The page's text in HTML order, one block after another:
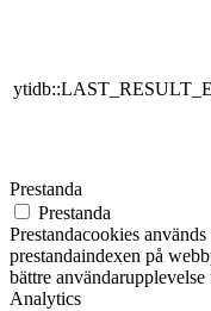
Prestanda
Prestanda
Prestandacookies
prestandaindexen på
bättre användarupplevelse
Analytics